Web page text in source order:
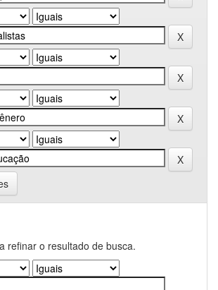
refinar o resultado de busca.